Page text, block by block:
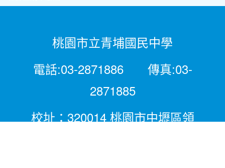
桃園市立青埔國民中學
電話:03-2871886 傳真:03-
2871885
校址：320014 桃園市中壢區領